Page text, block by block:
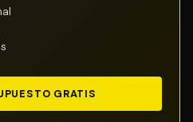
GRATIS